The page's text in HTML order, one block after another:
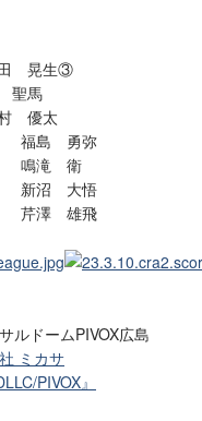
田 晃生③
聖馬
優太
』 福島 勇弥
』 鳴滝 衛
』 新沼 大悟
』 芹澤 雄飛
ルドームPIVOX広島
ミカサ
PIVOX』